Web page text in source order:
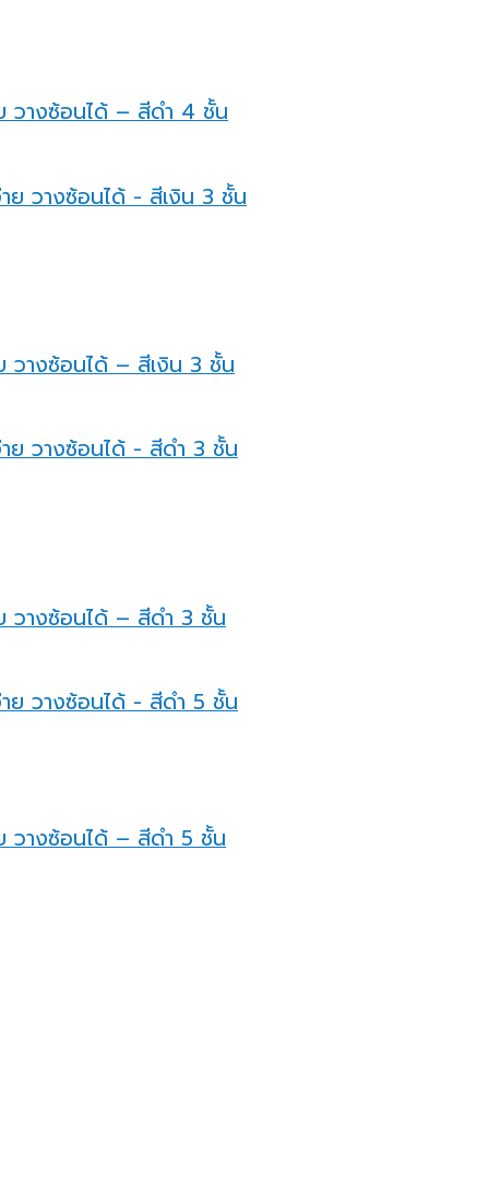
ย วางซ้อนได้ – สีดำ 4 ชั้น
วางซ้อนได้ – สีเงิน 3 ชั้น
ย วางซ้อนได้ – สีดำ 3 ชั้น
ย วางซ้อนได้ – สีดำ 5 ชั้น